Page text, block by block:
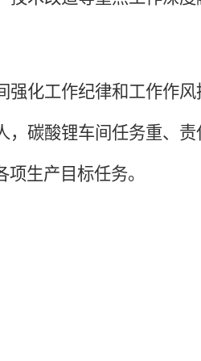
强化工作纪律和工作作
，碳酸锂车间任务重、责
生产目标任务。